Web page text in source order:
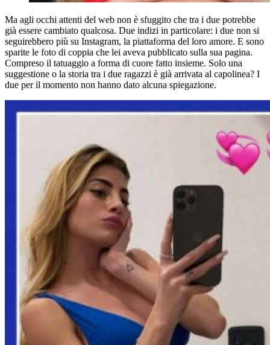
Ma agli occhi attenti del web non è sfuggito che tra i due potrebbe
già essere cambiato qualcosa. Due indizi in particolare: i due non si
seguirebbero più su Instagram, la piattaforma del loro amore. E sono
sparite le foto di coppia che lei aveva pubblicato sulla sua pagina.
Compreso il tatuaggio a forma di cuore fatto insieme. Solo una
suggestione o la storia tra i due ragazzi è già arrivata al capolinea? I
due per il momento non hanno dato alcuna spiegazione.